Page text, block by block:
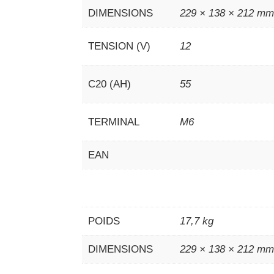
DIMENSIONS 229 × 138 × 212 mm
TENSION (V) 12
C20 (AH) 55
TERMINAL M6
EAN
POIDS 17,7 kg
DIMENSIONS 229 × 138 × 212 mm